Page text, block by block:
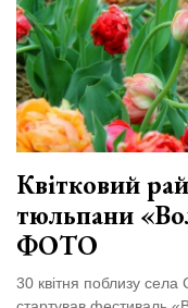
три...
27 Липня
738
Всі розділи
Персона
Лайф
Афіша
ZONE 18+
Квітковий
тюльпани
ФОТО
30 квітня поблизу